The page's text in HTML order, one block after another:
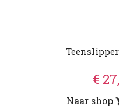
€
Naar shop